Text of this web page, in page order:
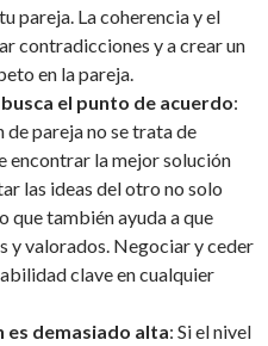
pareja. La coherencia y el
contradicciones y a crear un
en la pareja.
el punto de acuerdo:
de pareja no se trata de
encontrar la mejor solución
las ideas del otro no solo
que también ayuda a que
y valorados. Negociar y ceder
clave en cualquier
es demasiado alta: Si el nivel